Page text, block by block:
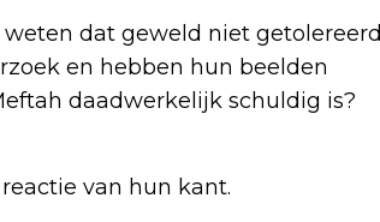
dat geweld niet getolereerd
en hebben hun beelden
daadwerkelijk schuldig is?
van hun kant.